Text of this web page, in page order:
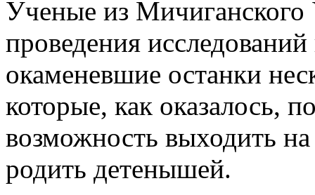
Ученые из Мичиганского
проведения
окаменевшие останки
которые, как оказалось,
возможность выходить
родить детенышей.